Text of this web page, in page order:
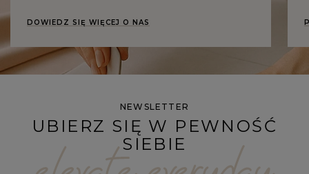
DOWIEDZ SIĘ WIĘCEJ O NAS
NEWSLETTER
UBIERZ SIĘ W PEWNOŚĆ
SIEBIE